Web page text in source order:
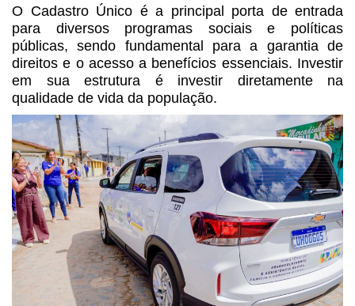
O Cadastro Único é a principal porta de entrada
para diversos programas sociais e políticas
públicas, sendo fundamental para a garantia de
direitos e o acesso a benefícios essenciais. Investir
em sua estrutura é investir diretamente na
qualidade de vida da população.